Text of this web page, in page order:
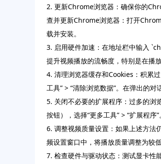
2. 更新Chrome浏览器：确保你的
查并更新Chrome浏览器：打开
载并安装。
3. 启用硬件加速：在地址栏中输入
提升视频播放的流畅度，特别是在播
4. 清理浏览器缓存和Cookies：积累
工具” > “清除浏览数据”。在弹出的对
5. 关闭不必要的扩展程序：过多的浏
按钮），选择“更多工具” > “扩展程序
6. 调整视频质量设置：如果上述方法
频设置窗口中，将播放质量调整为较
7. 检查硬件与驱动状态：测试显卡性